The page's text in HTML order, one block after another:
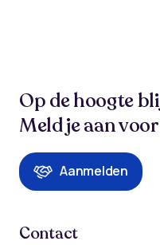
Op de hoogte
Meld je aan
Aanmelden
Contact